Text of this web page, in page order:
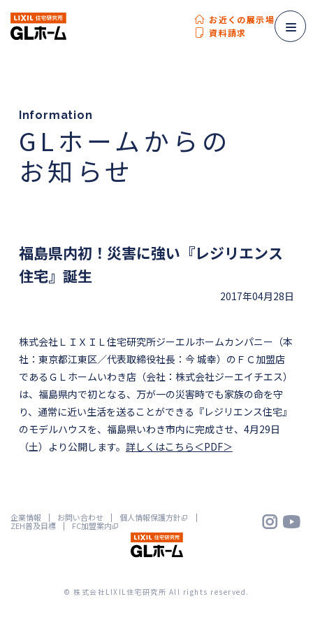
お近くの展示場
資料請求
Information
GLホームからの
お知らせ
福島県内初！災害に強い『レジリエンス
住宅』誕生
2017年04月28日
株式会社ＬＩＸＩＬ住宅研究所ジーエルホームカンパニー（本
社：東京都江東区／代表取締役社長：今 城幸）のＦＣ加盟店
であるＧＬホームいわき店（会社：株式会社ジーエイチエス）
は、福島県内で初となる、万が一の災害時でも家族の命を守
り、通常に近い生活を送ることができる『レジリエンス住宅』
のモデルハウスを、福島県いわき市内に完成させ、4月29日
（土）より公開します。 詳しくはこちら＜PDF＞
 
企業情報 お問い合わせ 個人情報保護方針
ZEH普及目標 FC加盟案内
© 株式会社LIXIL住宅研究所 All rights reserved.